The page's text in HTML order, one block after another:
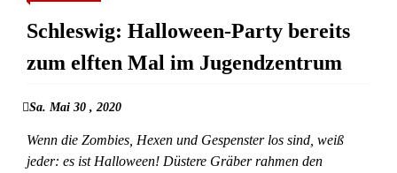
Schleswig: Halloween-Party bereits
zum elften Mal im Jugendzentrum
Sa. Mai 30 , 2020
Wenn die Zombies, Hexen und Gespenster los sind, weiß
jeder: es ist Halloween! Düstere Gräber rahmen den